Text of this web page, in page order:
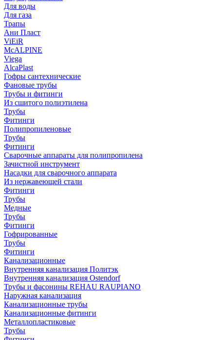
Для воды
Для газа
Трапы
Ани Пласт
ViEiR
McALPINE
Viega
AlcaPlast
Гофры сантехнические
Фановые трубы
Трубы и фитинги
Из сшитого полиэтилена
Трубы
Фитинги
Полипропиленовые
Трубы
Фитинги
Сварочные аппараты для полипропилена
Зачистной инструмент
Насадки для сварочного аппарата
Из нержавеющей стали
Фитинги
Трубы
Медные
Трубы
Фитинги
Гофрированные
Трубы
Фитинги
Канализационные
Внутренняя канализация Политэк
Внутренняя канализация Ostendorf
Трубы и фасонины REHAU RAUPIANO
Наружная канализация
Канализационные трубы
Канализационные фитинги
Металлопластиковые
Трубы